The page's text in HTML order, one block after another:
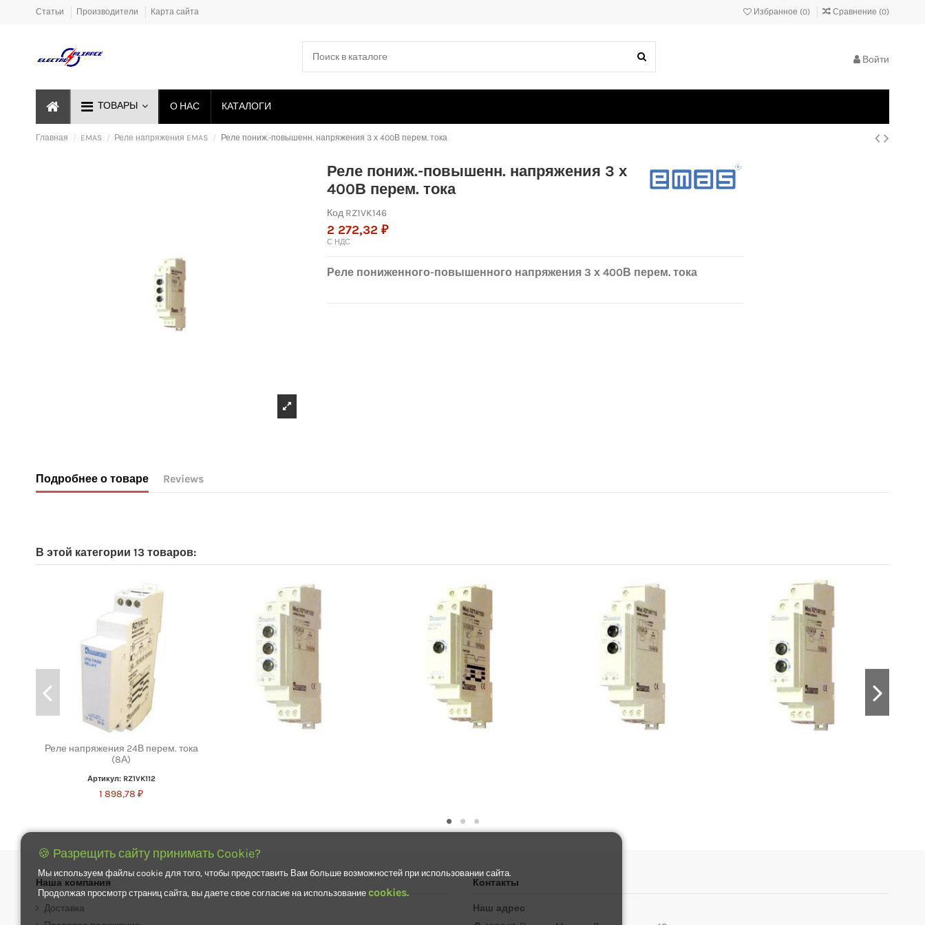
Статьи Производители Карта сайта Избранное (0) Сравнение (0)
Войти
ТОВАРЫ О НАС КАТАЛОГИ
Главная EMAS Реле напряжения EMAS Реле пониж.-повышенн. напряжения 3 х 400В перем. тока
Реле пониж.-повышенн. напряжения 3 х
400В перем. тока
Код RZ1VK146
2 272,32 ₽
С НДС
Реле пониженного-повышенного напряжения 3 х 400В перем. тока
Подробнее о товаре Reviews
В этой категории 13 товаров:
Реле напряжения 24В перем. тока
(8А)
Артикул: RZ1VK112
1 898,78 ₽
Наша компания
Доставка
Контакты
Наш адрес
🍪 Разрещить сайту принимать Cookie?
Мы используем файлы cookie для того, чтобы предоставить Вам больше возможностей при использовании сайта.
Продолжая просмотр страниц сайта, вы даете свое согласие на использование cookies.